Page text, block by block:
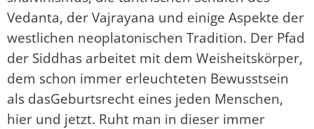
Vedanta, der Vajrayana und einige Aspekte der
westlichen neoplatonischen Tradition. Der Pfad
der Siddhas arbeitet mit dem Weisheitskörper,
dem schon immer erleuchteten Bewusstsein
als dasGeburtsrecht eines jeden Menschen,
hier und jetzt. Ruht man in dieser immer